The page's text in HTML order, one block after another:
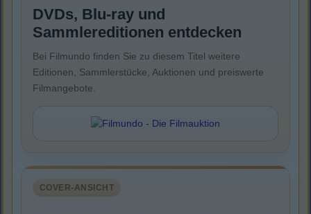
DVDs, Blu-ray und
Sammlereditionen entdecken
Bei Filmundo finden Sie zu diesem Titel weitere
Editionen, Sammlerstücke, Auktionen und preiswerte
Filmangebote.
COVER-ANSICHT